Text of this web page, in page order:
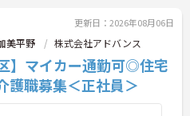
更新日：2026年08月06日
美平野 株式会社アドバンス
】マイカー通勤可◎住宅
護職募集＜正社員＞